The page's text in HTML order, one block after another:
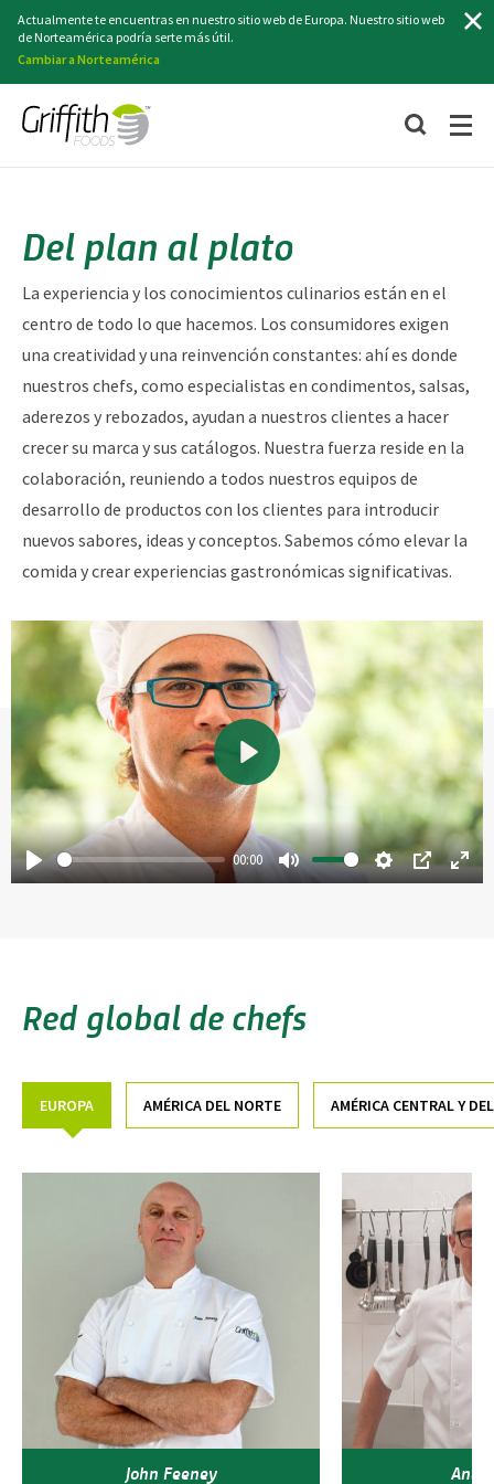
Actualmente te encuentras en nuestro sitio web de Europa. Nuestro sitio web
de Norteamérica podría serte más útil.
Cambiar a Norteamérica
Del plan al plato
La experiencia y los conocimientos culinarios están en el
centro de todo lo que hacemos. Los consumidores exigen
una creatividad y una reinvención constantes: ahí es donde
nuestros chefs, como especialistas en condimentos, salsas,
aderezos y rebozados, ayudan a nuestros clientes a hacer
crecer su marca y sus catálogos. Nuestra fuerza reside en la
colaboración, reuniendo a todos nuestros equipos de
desarrollo de productos con los clientes para introducir
nuevos sabores, ideas y conceptos. Sabemos cómo elevar la
comida y crear experiencias gastronómicas significativas.
00:00
Red global de chefs
EUROPA AMÉRICA DEL NORTE AMÉRICA CENTRAL Y
John Feeney Andy